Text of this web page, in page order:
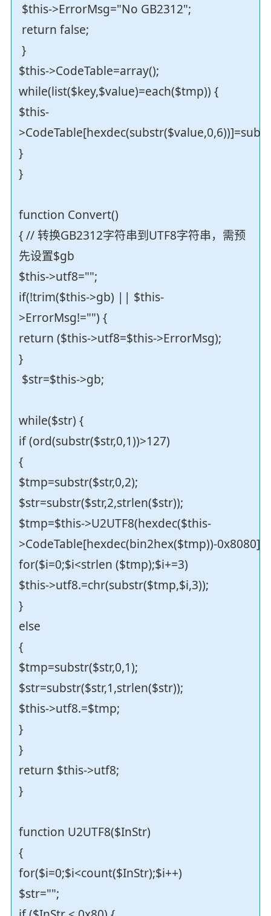
$this->ErrorMsg="No GB2312";
return false;
}
$this->CodeTable=array();
while(list($key,$value)=each($tmp)) {
$this-
}
}
function Convert()
{ // 转换GB2312字符串到UTF8字符串，需预
先设置$gb
$this->utf8="";
if(!trim($this->gb) || $this-
>ErrorMsg!="") {
return ($this->utf8=$this->ErrorMsg);
}
$str=$this->gb;
while($str) {
if (ord(substr($str,0,1))>127)
{
$tmp=substr($str,0,2);
$str=substr($str,2,strlen($str));
$tmp=$this->U2UTF8(hexdec($this-
>CodeTable[hexdec(bin2hex($tmp))-
for($i=0;$i<strlen ($tmp);$i+=3)
$this->utf8.=chr(substr($tmp,$i,3));
}
else
{
$tmp=substr($str,0,1);
$str=substr($str,1,strlen($str));
$this->utf8.=$tmp;
}
}
return $this->utf8;
}
function U2UTF8($InStr)
{
for($i=0;$i<count($InStr);$i++)
$str="";